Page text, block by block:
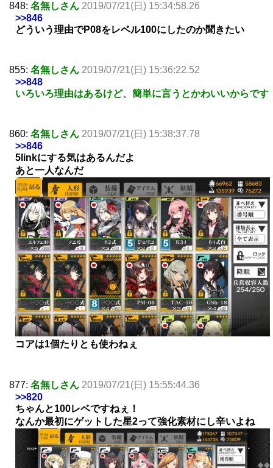
848: 名無しさん 2019/07/21(日) 15:34:58.26
>>846
どういう理由でP08をレベル100にしたのか聞きたい
855: 名無しさん 2019/07/21(日) 15:36:22.52
>>848
いろいろ理由はあるけど、簡単に言うとかわいいからです
860: 名無しさん 2019/07/21(日) 15:38:37.78
>>846
5linkにする気はあるんだよ
あと一人なんだ
コアは1個たりとも使わねぇ
877: 名無しさん 2019/07/21(日) 15:55:44.36
>>820
ちゃんと100レベですねぇ！
なんか最初にゲットした星2って強化素材にし辛いよね